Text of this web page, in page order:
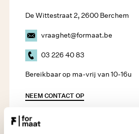
De Wittestraat 2, 2600 Berchem
vraaghet@formaat.be
03 226 40 83
Bereikbaar op ma-vrij van 10-16u
NEEM CONTACT OP